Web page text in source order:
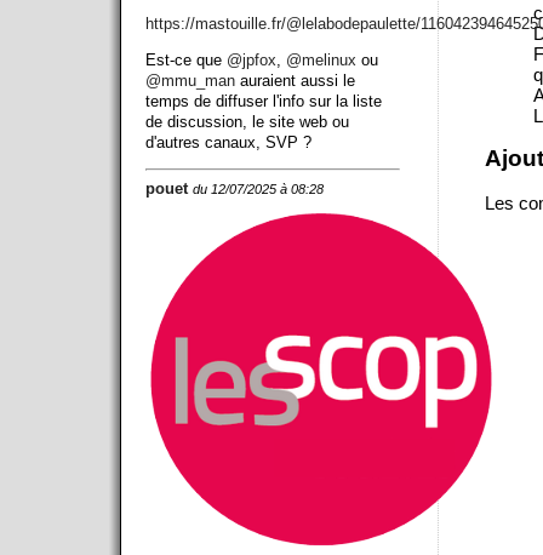
Les
https://mastouille.fr/@lelabodepaulette/
Est-ce que @jpfox, @melinux ou
@mmu_man auraient aussi le
temps de diffuser l'info sur la liste
de discussion, le site web ou
d'autres canaux, SVP ?
pouet du 12/07/2025 à 08:28